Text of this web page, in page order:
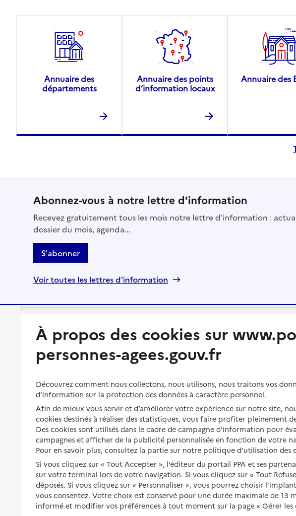
Annuaire des
départements
Annuaire des points
d’information locaux
Annuaire des
Abonnez-vous à notre lettre d'information
Recevez gratuitement tous les mois notre lettre d'information :
dossier du mois, agenda...
S'abonner
Voir toutes les lettres d'information
Préserver son autonomie
Perte d'autonomie : évaluation
et droits
Aménager son logement et
s'équiper
Préserver son autonomie et sa
santé
Organiser à l'avance sa propre
protection
Les mesures de protection
Les obligations de la famille
À qui s’adresser ?
Bénéficier d'aide à domicile
Aides financières
Solutions d'accueil temporaire
Partager son logement
Vivre à domicile avec une
maladie ou un handicap
Être hospitalisé
Fin de vie à domicile
services pour seniors
Vivre en accueil
Autres solutions de
À propos des cookies sur
personnes-agees.gouv.fr
Découvrez comment nous collectons, nous utilisons, nous traitons vos
d’information sur la protection des données à caractère personnel.
Afin de mieux vous servir et d’améliorer votre expérience sur notre site,
cookies destinés à réaliser des statistiques, vous faire profiter pleinement
Des cookies sont utilisés dans le cadre de campagne d’information pour
campagnes et afficher de la publicité personnalisée en fonction de votre
Pour en savoir plus, consultez la partie sur notre politique d'utilisation des
Si vous cliquez sur « Tout Accepter », l’éditeur du portail PPA et ses
sur votre terminal lors de votre navigation. Si vous cliquez sur « Tout
déposés. Si vous cliquez sur « Personnaliser », vous pourrez choisir
vous consentez. Votre choix est conservé pour une durée maximale de 13
informé et modifier vos préférences à tout moment sur la page « Gérer les